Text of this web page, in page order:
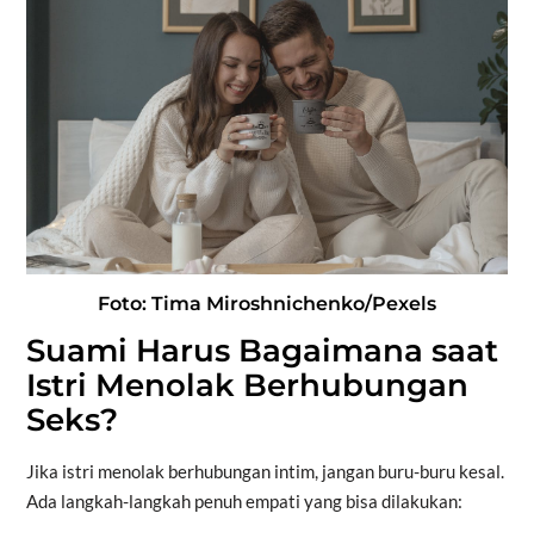
Foto: Tima Miroshnichenko/Pexels
Suami Harus Bagaimana saat
Istri Menolak Berhubungan
Seks?
Jika istri menolak berhubungan intim, jangan buru-buru kesal.
Ada langkah-langkah penuh empati yang bisa dilakukan: